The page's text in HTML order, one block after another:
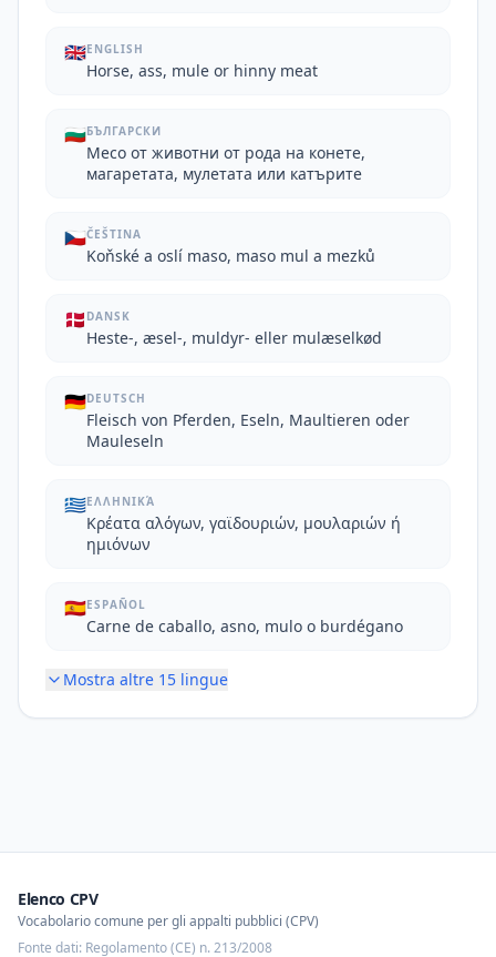
🇬🇧ENGLISH
Horse, ass, mule or hinny meat
🇧🇬БЪЛГАРСКИ
Месо от животни от рода на конете,
магаретата, мулетата или катърите
🇨🇿ČEŠTINA
Koňské a oslí maso, maso mul a mezků
🇩🇰 DANSK
Heste-, æsel-, muldyr- eller mulæselkød
🇩🇪DEUTSCH
Fleisch von Pferden, Eseln, Maultieren oder
Mauleseln
🇬🇷ΕΛΛΗΝΙΚΆ
Κρέατα αλόγων, γαϊδουριών, μουλαριών ή
ημιόνων
🇪🇸ESPAÑOL
Carne de caballo, asno, mulo o burdégano
Mostra altre 15 lingue
Elenco CPV
Vocabolario comune per gli appalti pubblici (CPV)
Fonte dati: Regolamento (CE) n. 213/2008